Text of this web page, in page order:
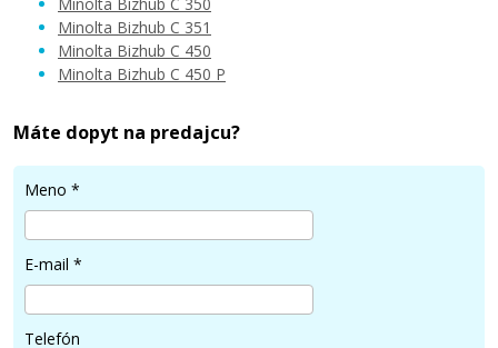
Minolta TN-310C (4053-703) (Azúrový)
Minolta Bizhub C 351
Minolta Bizhub C 450
Minolta Bizhub C 450 P
Máte dopyt na predajcu?
Meno *
E-mail *
Telefón